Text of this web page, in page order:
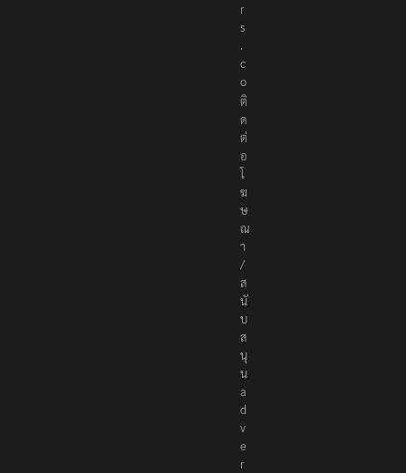
r
s
.
c
o
ติ
ด
ต่
อ
โ
ฆ
ษ
ณ
า
/
ส
นั
บ
ส
นุ
น
a
d
v
e
r